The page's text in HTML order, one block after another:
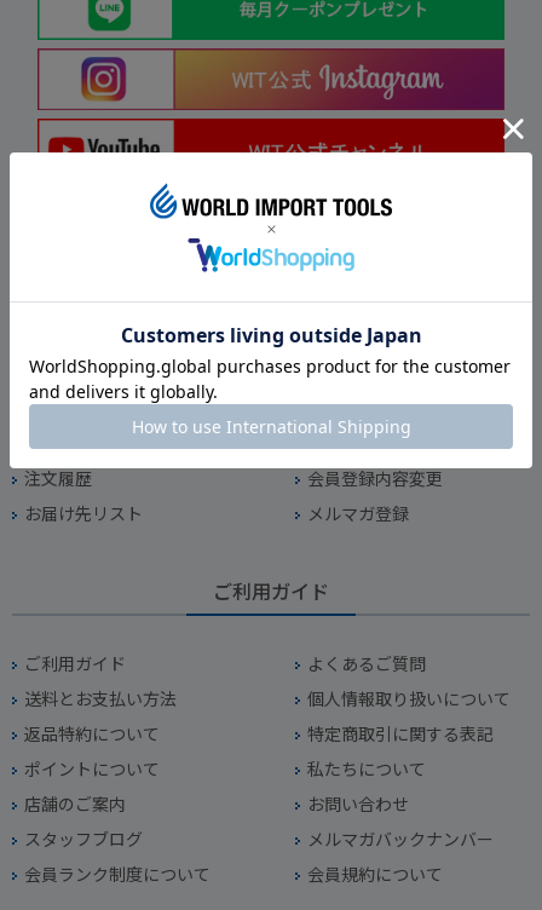
マイページ
マイページ
お気に入り
パスワード変更
新規会員登録
注文履歴
会員登録内容変更
お届け先リスト
メルマガ登録
ご利用ガイド
ご利用ガイド
よくあるご質問
送料とお支払い方法
個人情報取り扱いについて
返品特約について
特定商取引に関する表記
ポイントについて
私たちについて
店舗のご案内
お問い合わせ
スタッフブログ
メルマガバックナンバー
会員ランク制度について
会員規約について